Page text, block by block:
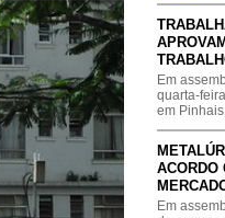
Em
quarta-
em
ACORDO
Em